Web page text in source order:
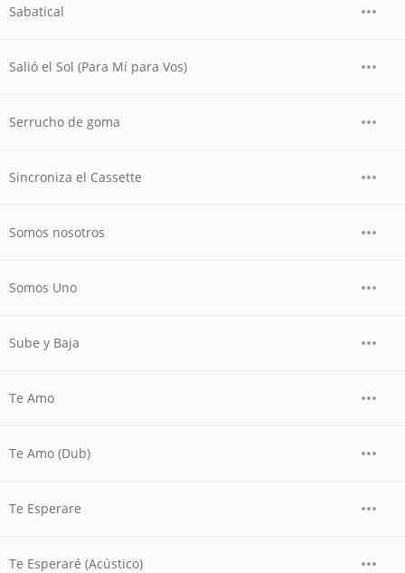
Sabatical
Salió el Sol (Para Mí para Vos)
Serrucho de goma
Sincroniza el Cassette
Somos nosotros
Somos Uno
Sube y Baja
Te Amo
Te Amo (Dub)
Te Esperare
Te Esperaré (Acústico)